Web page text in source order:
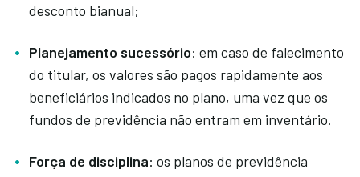
desconto bianual;
Planejamento sucessório: em caso de falecimento
do titular, os valores são pagos rapidamente aos
beneficiários indicados no plano, uma vez que os
fundos de previdência não entram em inventário.
Força de disciplina: os planos de previdência